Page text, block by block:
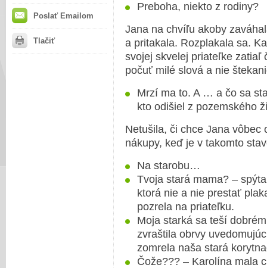
Poslať Emailom
Tlačiť
Preboha, niekto z rodiny?
Jana na chvíľu akoby
a pritakala. Rozplakala sa.
svojej skvelej priateľke zatiaľ
počuť milé slová a nie
Mrzí ma to. A … a čo sa
kto odišiel z pozemského
Netušila, či chce Jana
nákupy, keď je v takomto
Na starobu…
Tvoja stará mama? –
ktorá nie a nie prestať
pozrela na priateľku.
Moja starká sa teší
zvraštila obrvy
zomrela naša stará
Čože??? – Karolína mala